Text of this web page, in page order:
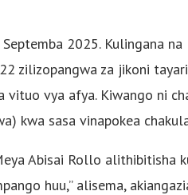
2025. Kulingana
zilizopangwa za jikoni tayari
vituo vya afya. Kiwango ni
kwa sasa vinapokea
Abisai Rollo alithibitisha
huu,” alisema,